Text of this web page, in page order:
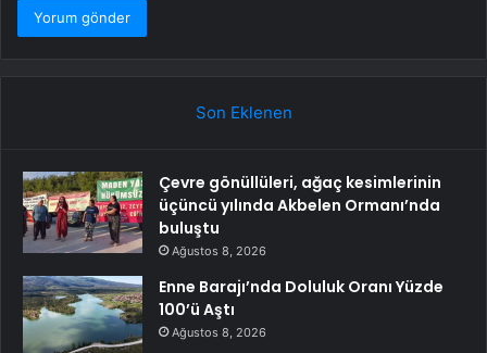
Son Eklenen
Çevre gönüllüleri, ağaç kesimlerinin
üçüncü yılında Akbelen Ormanı’nda
buluştu
Ağustos 8, 2026
Enne Barajı’nda Doluluk Oranı Yüzde
100’ü Aştı
Ağustos 8, 2026